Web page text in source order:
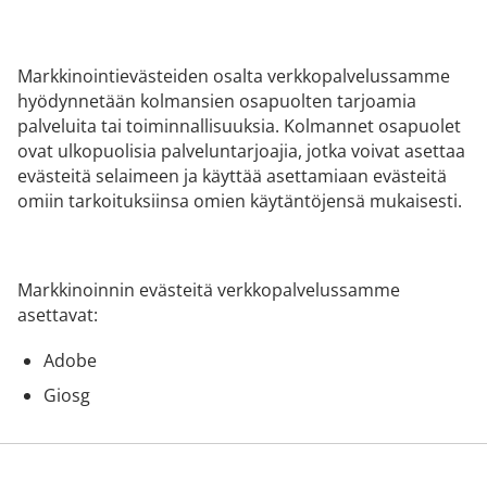
Markkinointievästeiden osalta verkkopalvelussamme
hyödynnetään kolmansien osapuolten tarjoamia
palveluita tai toiminnallisuuksia. Kolmannet osapuolet
ovat ulkopuolisia palveluntarjoajia, jotka voivat asettaa
evästeitä selaimeen ja käyttää asettamiaan evästeitä
omiin tarkoituksiinsa omien käytäntöjensä mukaisesti.
Markkinoinnin evästeitä verkkopalvelussamme
asettavat:
Adobe
Giosg